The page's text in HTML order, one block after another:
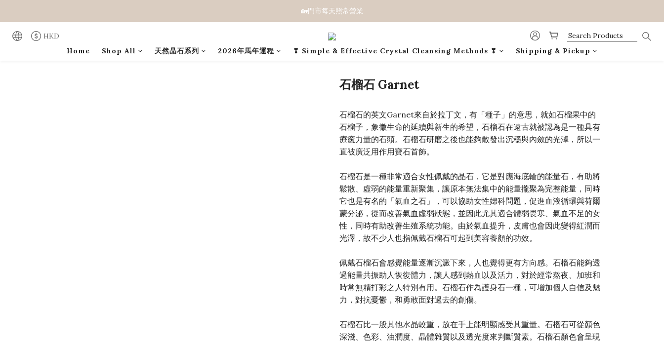
🏡門市每天照常營業
HKD
Home
Shop All 天然晶石系列 2026年馬年運程 ❣ Simple & Effective Crystal Cleansing Methods ❣ Shipping & Pickup
石榴石 Garnet
石榴石的英文Garnet來自於拉丁文，有「種子」的意思，就如石榴果中的
石榴子，象徵生命的延續與新生的希望，石榴石在遠古就被認為是一種具有
療癒力量的石頭。石榴石研磨之後也能夠散發出沉穩與內斂的光澤，所以一
直被廣泛用作用寶石首飾。
石榴石是一種非常適合女性佩戴的晶石，它是對應海底輪的能量石，有助將
鬆散、虛弱的能量重新聚集，讓原本無法集中的能量攏聚為完整能量，同時
它也是有名的「氣血之石」，可以協助女性婦科問題，促進血液循環與荷爾
蒙分泌，從而改善氣血虛弱狀態，並因此尤其適合體弱畏寒、氣血不足的女
性，同時有助改善生殖系統功能。由於氣血提升，皮膚也會因此變得紅潤而
光澤，故不少人也指佩戴石榴石可起到美容養顏的功效。
佩戴石榴石會感覺能量逐漸沉澱下來，人也覺得更有方向感。石榴石能夠透
過能量共振助人恢復體力，讓人感到熱血以及活力，對於經常熬夜、加班和
時常無精打彩之人特別有用。石榴石作為護身石一種，可增加個人自信及魅
力，對抗憂鬱，和勇敢面對過去的創傷。
石榴石比一般其他水晶較重，放在手上能明顯感受其重量。石榴石可從顏色
深淺、色彩、油潤度、晶體雜質以及透光度來判斷質素。石榴石顏色會呈現